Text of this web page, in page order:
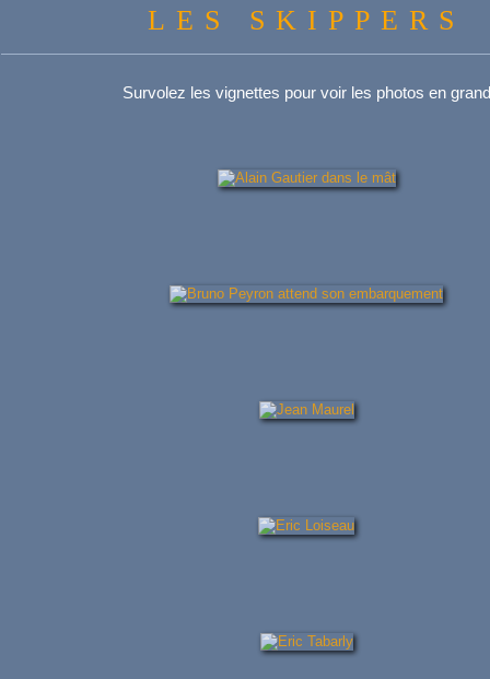
LES SKIPPERS
Survolez les vignettes pour voir les photos en grand